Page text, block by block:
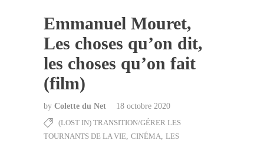
Emmanuel Mouret,
Les choses qu’on dit,
les choses qu’on fait
(film)
by Colette du Net
18 octobre 2020
(LOST IN) TRANSITION/GÉRER LES
TOURNANTS DE LA VIE CINÉMA LES